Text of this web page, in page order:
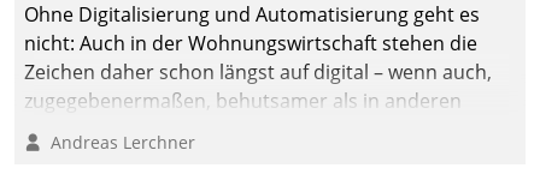
Ohne Digitalisierung und Automatisierung geht es
nicht: Auch in der Wohnungswirtschaft stehen die
Zeichen daher schon längst auf digital – wenn auch,
zugegebenermaßen, behutsamer als in anderen
Branchen.
Andreas Lerchner